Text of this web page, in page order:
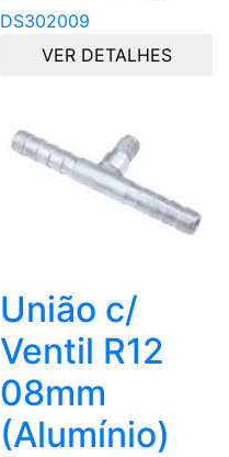
DS302009
VER DETALHES
União c/
Ventil R12
08mm
(Alumínio)